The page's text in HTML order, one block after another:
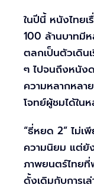
ในปีนี้ หนังไทยเ
100 ล้านบาทมี
ตลกเป็นตัวเดิ
ๆ ไปจนถึงหนัง
ความหลากหลา
โจทย์ผู้ชมได้ใน
“ธี่หยด 2” ไม่เ
ความนิยม แต่ยั
ภาพยนตร์ไทย
ดั้งเดิมกับการเ